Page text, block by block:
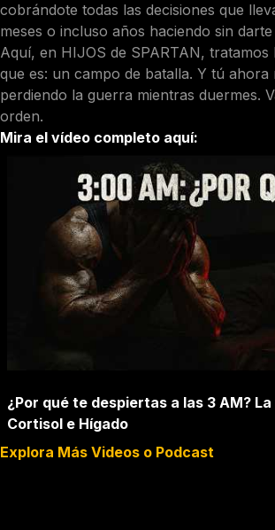
cobrándote todas las decisiones que
meses o incluso años haciendo sin
Aquí, en HIJOS de SPARTAN, tratamos
que es: un campo de batalla. Y tú ahora
perdiendo la guerra mientras duermes.
orden.
Mira el vídeo completo aquí:
¿Por qué te despiertas a las 3 AM?
Cortisol e Hígado
Explora Más Videos o Podcast